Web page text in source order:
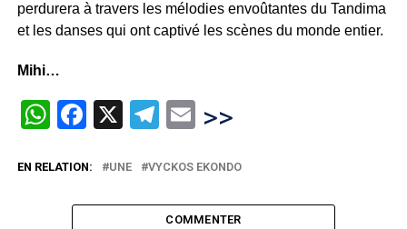
perdurera à travers les mélodies envoûtantes du Tandima
et les danses qui ont captivé les scènes du monde entier.
Mihi…
WhatsApp
Facebook
X Telegram
Email
>>
EN RELATION: UNE VYCKOS EKONDO
COMMENTER